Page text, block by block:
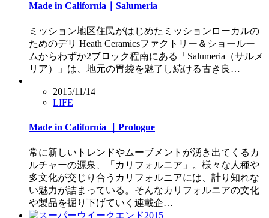
Made in California｜Salumeria
ミッション地区住民がはじめたミッションローカルの
ためのデリ Heath Ceramicsファクトリー＆ショールー
ムからわずか2ブロック程南にある「Salumeria（サルメ
リア）」は、地元の胃袋を魅了し続ける古き良…
2015/11/14
LIFE
Made in California ｜Prologue
常に新しいトレンドやムーブメントが湧き出てくるカ
ルチャーの源泉、「カリフォルニア」。様々な人種や
多文化が交じり合うカリフォルニアには、計り知れな
い魅力が詰まっている。そんなカリフォルニアの文化
や製品を掘り下げていく連載企…